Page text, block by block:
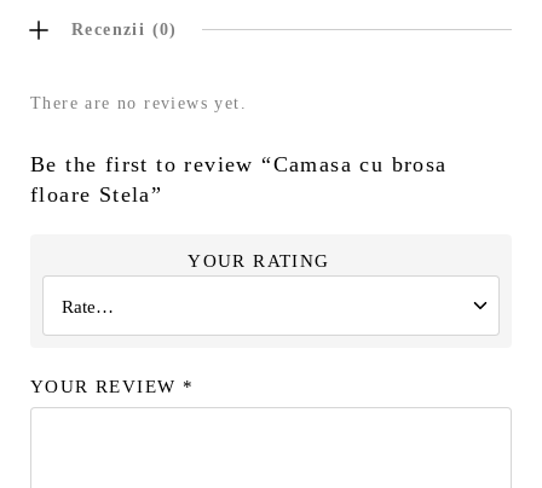
Recenzii (0)
There are no reviews yet.
Be the first to review “Camasa cu brosa
floare Stela”
YOUR RATING
YOUR REVIEW *